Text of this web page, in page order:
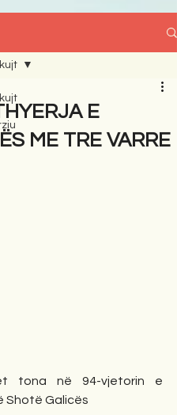
E
ME TRE VARRE
tona në 94-vjetorin e
Shotë Galicës